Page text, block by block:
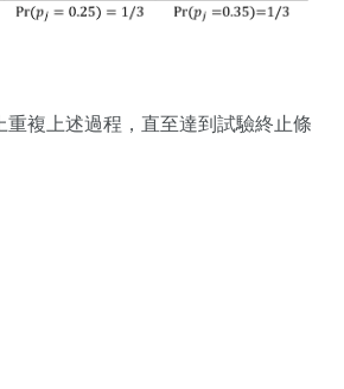
複上述過程，直至達到試驗終止條